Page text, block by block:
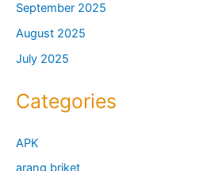
September 2025
August 2025
July 2025
Categories
APK